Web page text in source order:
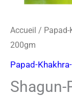
Accueil /
200gm
Papad-
Shagun-